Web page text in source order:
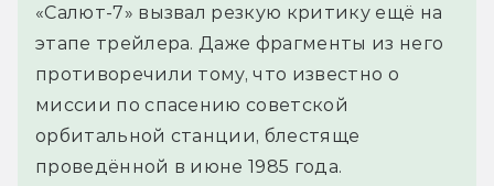
«Салют-7» вызвал резкую критику ещё на
этапе трейлера. Даже фрагменты из него
противоречили тому, что известно о
миссии по спасению советской
орбитальной станции, блестяще
проведённой в июне 1985 года.